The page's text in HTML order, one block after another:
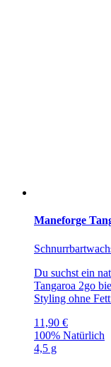
Maneforge
Du suchst ein
Tangaroa 2go
Styling ohne
11,90 €
100% Natürlich
4,5 g